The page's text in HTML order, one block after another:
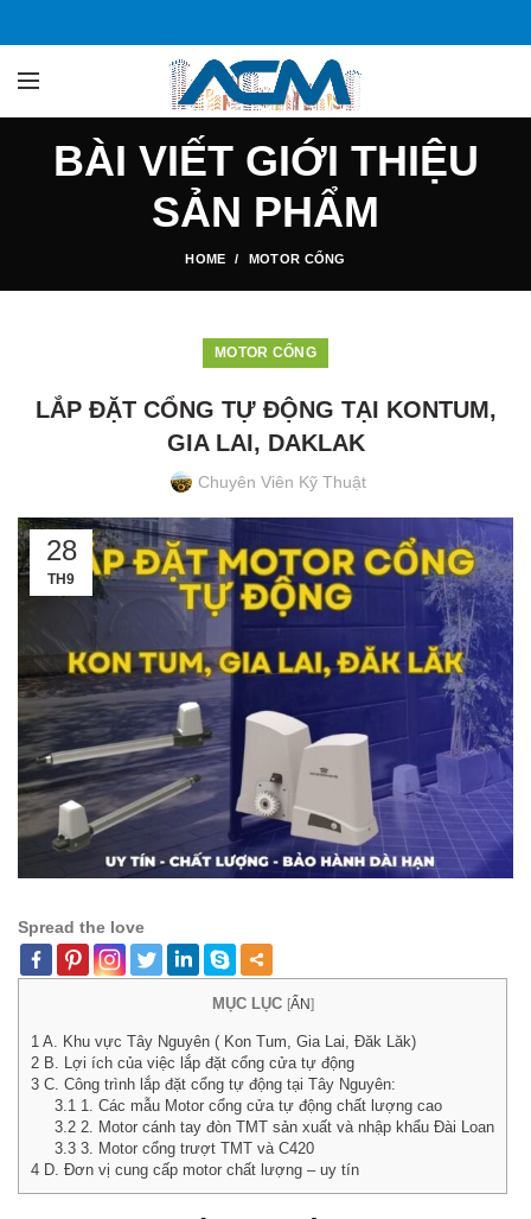
BÀI VIẾT GIỚI THIỆU
SẢN PHẨM
HOME MOTOR CỔNG
MOTOR CỔNG
LẮP ĐẶT CỔNG TỰ ĐỘNG TẠI KONTUM,
GIA LAI, DAKLAK
Chuyên Viên Kỹ Thuật
28
TH9
Spread the love
MỤC LỤC [ẨN]
1 A. Khu vực Tây Nguyên ( Kon Tum, Gia Lai, Đăk Lăk)
2 B. Lợi ích của việc lắp đặt cổng cửa tự động
3 C. Công trình lắp đặt cổng tự động tại Tây Nguyên:
3.11. Các mẫu Motor cổng cửa tự động chất lượng cao
3.22. Motor cánh tay đòn TMT sản xuất và nhập khẩu Đài Loan
3.33. Motor cổng trượt TMT và C420
4 D. Đơn vị cung cấp motor chất lượng – uy tín